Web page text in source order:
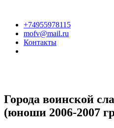
+74955978115
mofv@mail.ru
Контакты
Города воинской
(юноши 2006-2007